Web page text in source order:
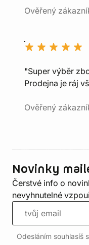
Ověřený
"Super výběr
Prodejna je ráj
Ověřený
Novinky
Čerstvé info o
nevyhnutelné
Odesláním souhlasíš